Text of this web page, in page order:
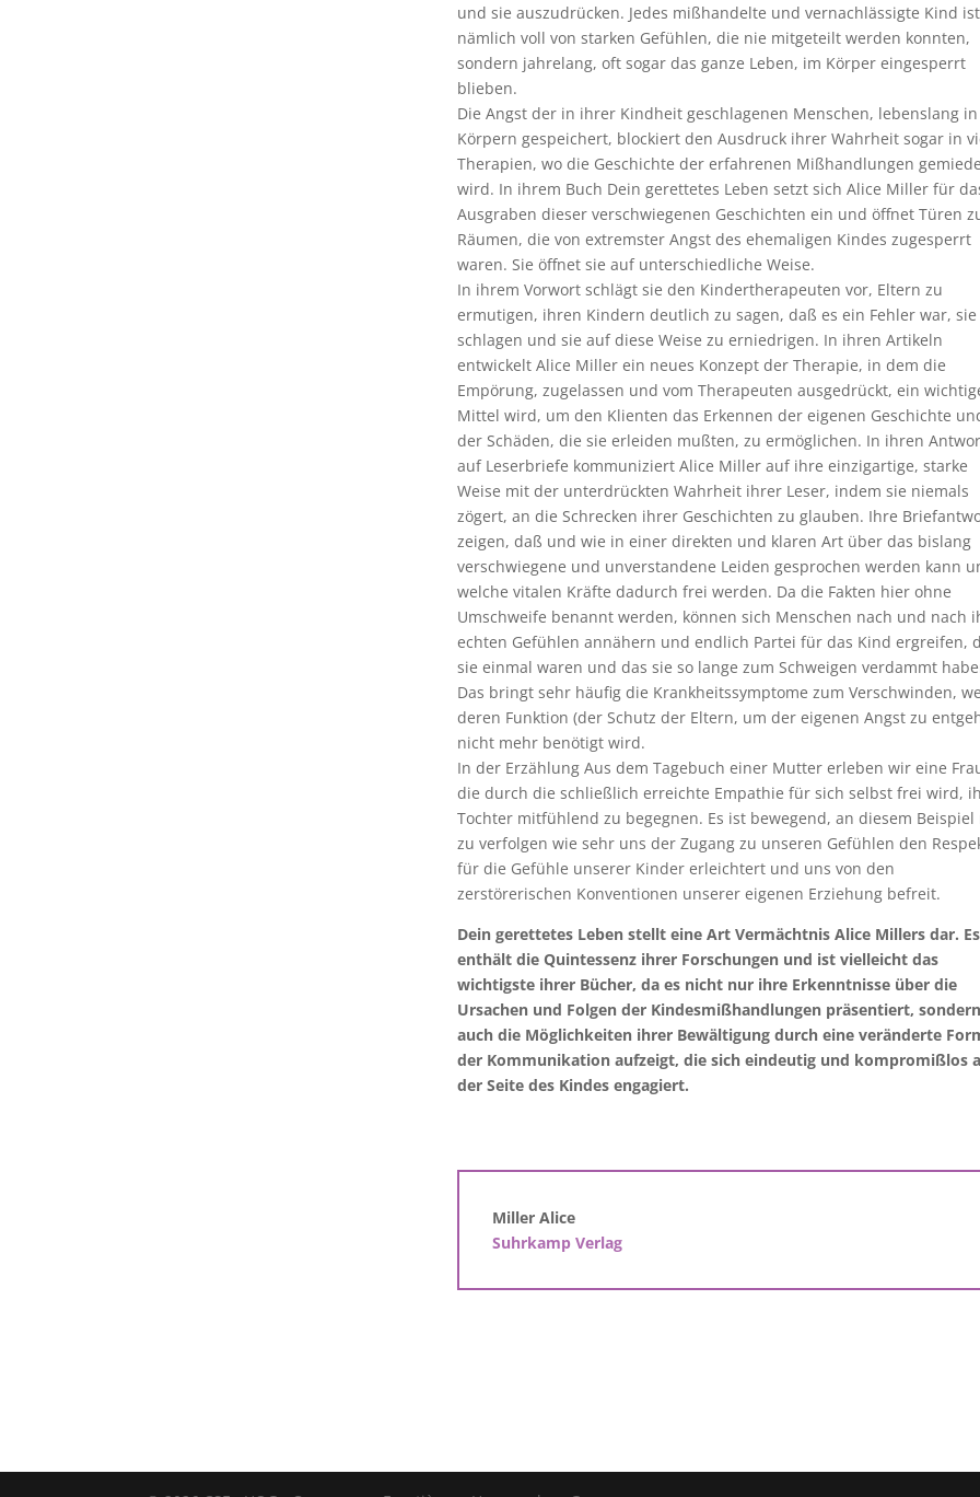
und sie auszudrücken. Jedes mißhandelte und vernachlässigte Kind ist
nämlich voll von starken Gefühlen, die nie mitgeteilt werden konnten,
sondern jahrelang, oft sogar das ganze Leben, im Körper eingesperrt
blieben.
Die Angst der in ihrer Kindheit geschlagenen Menschen, lebenslang
Körpern gespeichert, blockiert den Ausdruck ihrer Wahrheit sogar in
Therapien, wo die Geschichte der erfahrenen Mißhandlungen
wird. In ihrem Buch Dein gerettetes Leben setzt sich Alice Miller für
Ausgraben dieser verschwiegenen Geschichten ein und öffnet Türen
Räumen, die von extremster Angst des ehemaligen Kindes zugesperrt
waren. Sie öffnet sie auf unterschiedliche Weise.
In ihrem Vorwort schlägt sie den Kindertherapeuten vor, Eltern zu
ermutigen, ihren Kindern deutlich zu sagen, daß es ein Fehler war, sie
schlagen und sie auf diese Weise zu erniedrigen. In ihren Artikeln
entwickelt Alice Miller ein neues Konzept der Therapie, in dem die
Empörung, zugelassen und vom Therapeuten ausgedrückt, ein
Mittel wird, um den Klienten das Erkennen der eigenen Geschichte
der Schäden, die sie erleiden mußten, zu ermöglichen. In ihren
auf Leserbriefe kommuniziert Alice Miller auf ihre einzigartige, starke
Weise mit der unterdrückten Wahrheit ihrer Leser, indem sie niemals
zögert, an die Schrecken ihrer Geschichten zu glauben. Ihre
zeigen, daß und wie in einer direkten und klaren Art über das bislang
verschwiegene und unverstandene Leiden gesprochen werden kann
welche vitalen Kräfte dadurch frei werden. Da die Fakten hier ohne
Umschweife benannt werden, können sich Menschen nach und nach
echten Gefühlen annähern und endlich Partei für das Kind ergreifen,
sie einmal waren und das sie so lange zum Schweigen verdammt
Das bringt sehr häufig die Krankheitssymptome zum Verschwinden,
deren Funktion (der Schutz der Eltern, um der eigenen Angst zu
nicht mehr benötigt wird.
In der Erzählung Aus dem Tagebuch einer Mutter erleben wir eine
die durch die schließlich erreichte Empathie für sich selbst frei wird,
Tochter mitfühlend zu begegnen. Es ist bewegend, an diesem Beispiel
zu verfolgen wie sehr uns der Zugang zu unseren Gefühlen den
für die Gefühle unserer Kinder erleichtert und uns von den
zerstörerischen Konventionen unserer eigenen Erziehung befreit.
Dein gerettetes Leben stellt eine Art Vermächtnis Alice Millers dar. Es
enthält die Quintessenz ihrer Forschungen und ist vielleicht das
wichtigste ihrer Bücher, da es nicht nur ihre Erkenntnisse über die
Ursachen und Folgen der Kindesmißhandlungen präsentiert, sondern
auch die Möglichkeiten ihrer Bewältigung durch eine veränderte
der Kommunikation aufzeigt, die sich eindeutig und kompromißlos
der Seite des Kindes engagiert.
Miller Alice
Suhrkamp Verlag